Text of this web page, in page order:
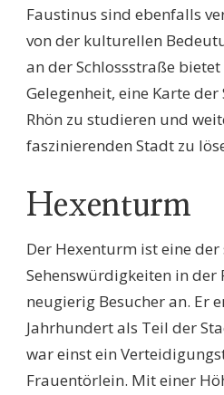
Faustinus sind ebenfalls
von der kulturellen
an der Schlossstraße
Gelegenheit, eine Karte
Rhön zu studieren und
faszinierenden Stadt zu
Hexenturm
Der Hexenturm ist eine
Sehenswürdigkeiten in der
neugierig Besucher an. Er
Jahrhundert als Teil der
war einst ein
Frauentörlein. Mit einer